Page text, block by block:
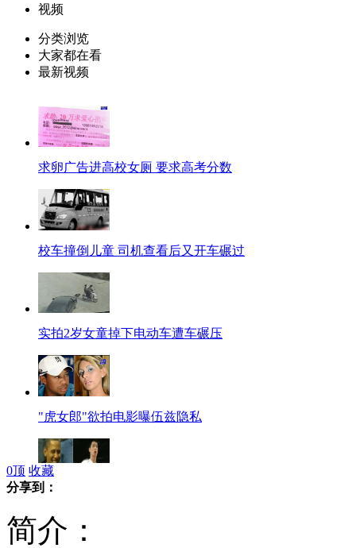
视频
分类浏览
大家都在看
最新视频
求卵广告进高校女厕 要求高考分数
校车撞倒儿童 司机查看后又开车碾过
实拍2岁女童掉下电动车遭车碾压
"虎女郎"欲拍电影曝伍兹隐私
0顶 收藏
分享到：
简介：